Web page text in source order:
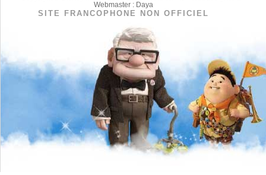
Webmaster : Daya
SITE FRANCOPHONE NON OFFICIEL